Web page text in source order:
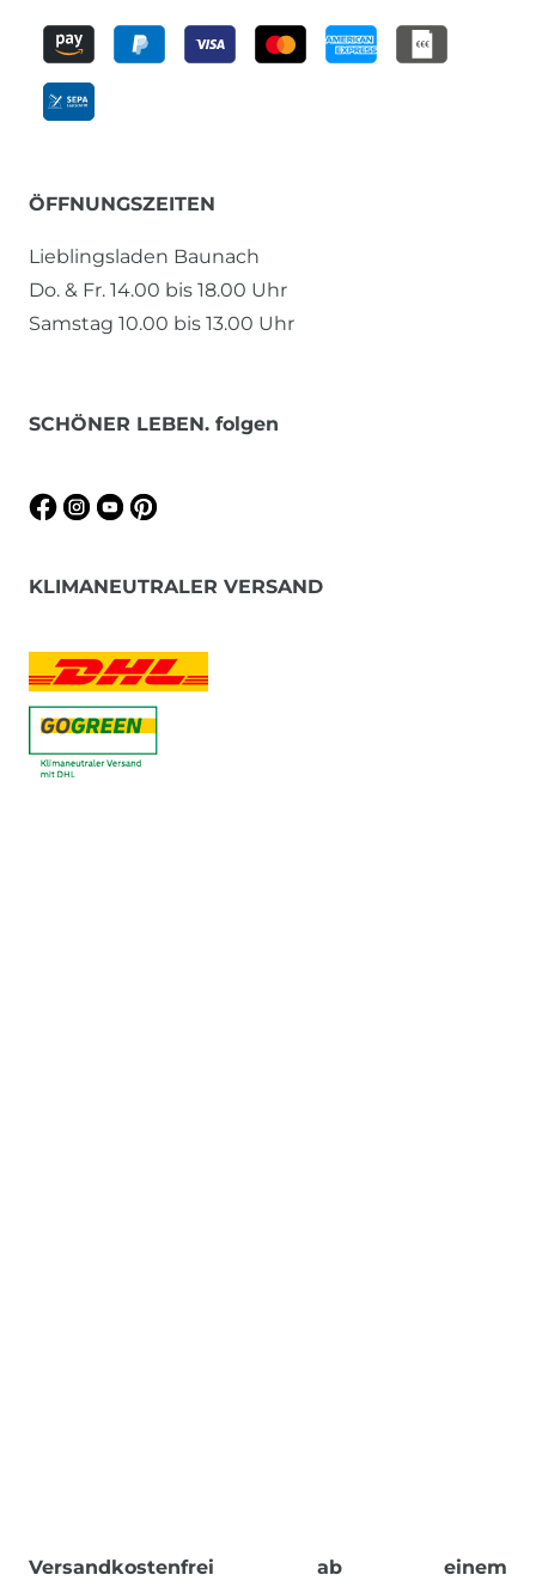
ÖFFNUNGSZEITEN
Lieblingsladen Baunach
Do. & Fr. 14.00 bis 18.00 Uhr
Samstag 10.00 bis 13.00 Uhr
SCHÖNER LEBEN. folgen
KLIMANEUTRALER VERSAND
Versandkostenfrei ab einem